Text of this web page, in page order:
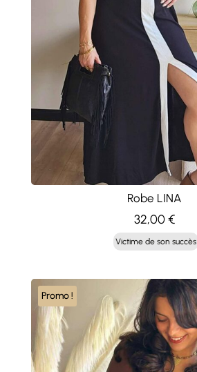
Robe LINA
32,00€
Victime de son succès
Promo !